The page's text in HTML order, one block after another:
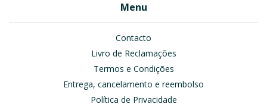
Menu
Contacto
Livro de Reclamações
Termos e Condições
Entrega, cancelamento e reembolso
Política de Privacidade